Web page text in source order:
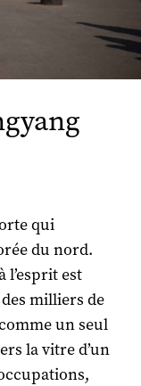
qui
du nord.
l’esprit est
milliers de
un seul
la vitre d’un